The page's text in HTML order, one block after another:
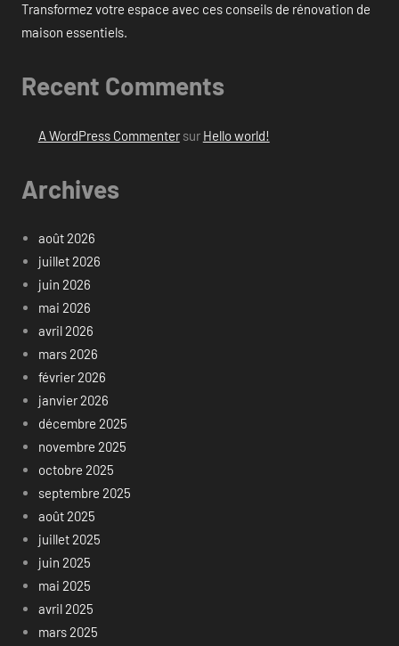
Transformez votre espace avec ces conseils de rénovation de
maison essentiels.
Recent Comments
A WordPress Commentersur Hello world!
Archives
août 2026
juillet 2026
juin 2026
mai 2026
avril 2026
mars 2026
février 2026
janvier 2026
décembre 2025
novembre 2025
octobre 2025
septembre 2025
août 2025
juillet 2025
juin 2025
mai 2025
avril 2025
mars 2025